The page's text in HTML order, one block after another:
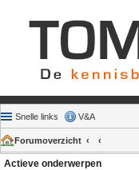
Snelle links V&A
Forumoverzicht
Actieve onderwerpen